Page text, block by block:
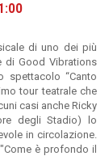
di uno dei più
di Good Vibrations
spettacolo “Canto
tour teatrale che
casi anche Ricky
degli Stadio) lo
in circolazione.
è profondo il